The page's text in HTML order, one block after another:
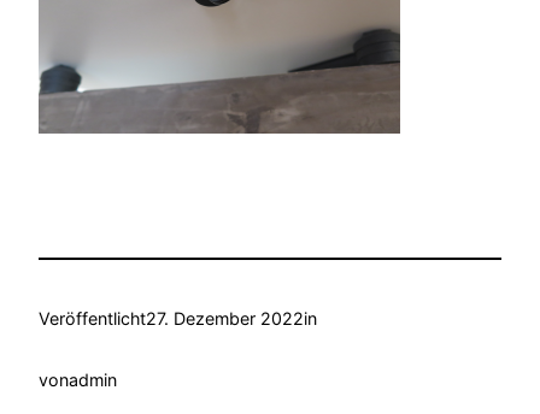
Veröffentlicht27. Dezember 2022in
vonadmin